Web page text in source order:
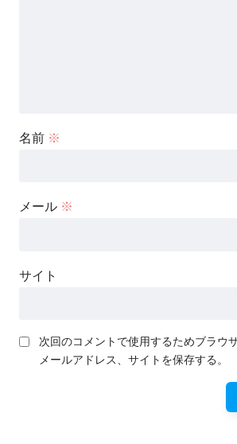
名前 ※
メール ※
サイト
次回のコメントで使用するためブラウ
メールアドレス、サイトを保存する。